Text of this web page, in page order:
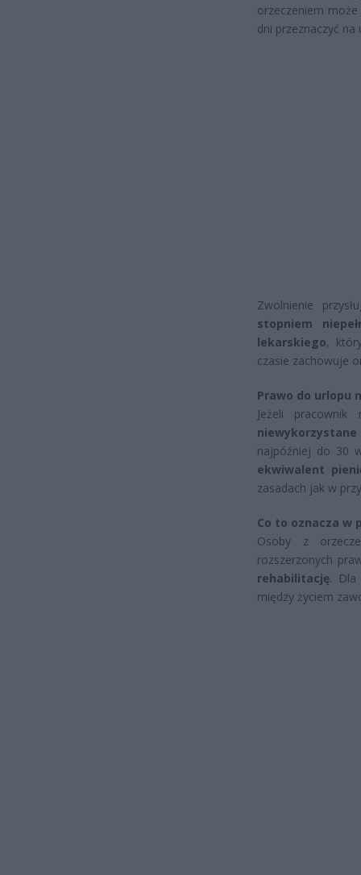
orzeczeniem
dni przeznaczyć na
Zwolnienie
stopniem
lekarskiego,
czasie zachowuje
Prawo do urlopu
Jeżeli
najpóźniej do 30
ekwiwalent
zasadach jak w
Co to oznacza w
Osoby z
rozszerzonych
rehabilitację. Dla
między życiem